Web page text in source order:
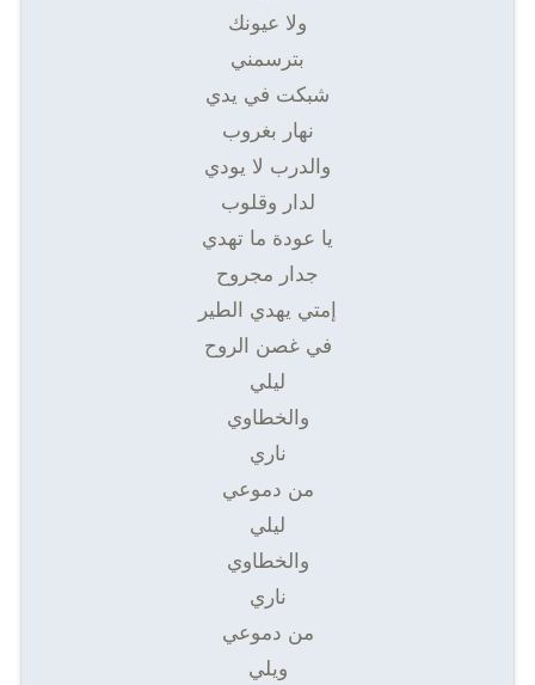
ولا عيونك
بترسمني
شبكت في يدي
نهار بغروب
والدرب لا يودي
لدار وقلوب
يا عودة ما تهدي
جدار مجروح
إمتي يهدي الطير
في غصن الروح
ليلي
والخطاوي
ناري
من دموعي
ليلي
والخطاوي
ناري
من دموعي
ويلي